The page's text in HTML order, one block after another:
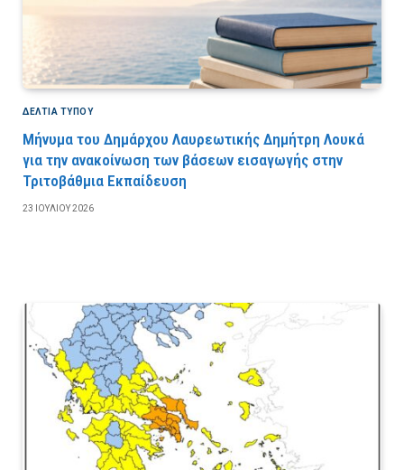
ΔΕΛΤΙΑ ΤΥΠΟΥ
Μήνυμα του Δημάρχου Λαυρεωτικής Δημήτρη Λουκά
για την ανακοίνωση των βάσεων εισαγωγής στην
Τριτοβάθμια Εκπαίδευση
23 ΙΟΥΛΊΟΥ 2026